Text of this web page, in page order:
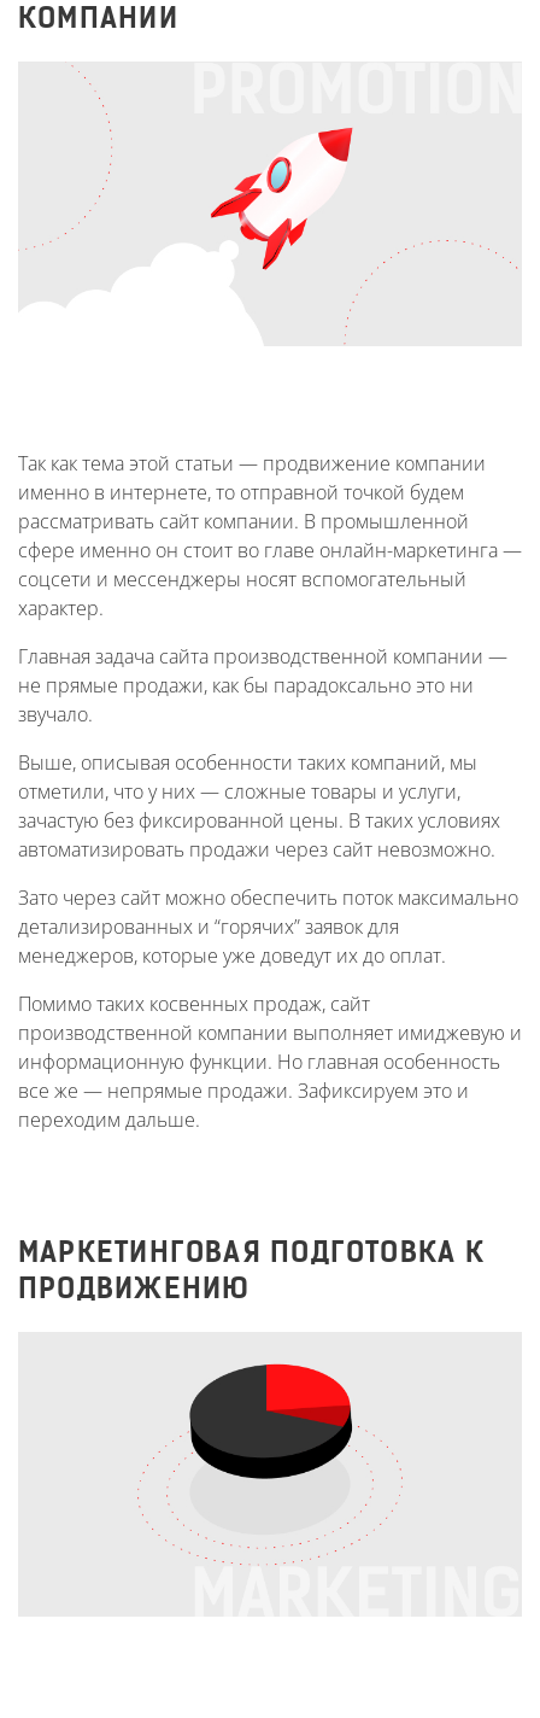
КОМПАНИИ
Так как тема этой статьи — продвижение компании
именно в интернете, то отправной точкой будем
рассматривать сайт компании. В промышленной
сфере именно он стоит во главе онлайн-маркетинга —
соцсети и мессенджеры носят вспомогательный
характер.
Главная задача сайта производственной компании —
не прямые продажи, как бы парадоксально это ни
звучало.
Выше, описывая особенности таких компаний, мы
отметили, что у них — сложные товары и услуги,
зачастую без фиксированной цены. В таких условиях
автоматизировать продажи через сайт невозможно.
Зато через сайт можно обеспечить поток максимально
детализированных и “горячих” заявок для
менеджеров, которые уже доведут их до оплат.
Помимо таких косвенных продаж, сайт
производственной компании выполняет имиджевую и
информационную функции. Но главная особенность
все же — непрямые продажи. Зафиксируем это и
переходим дальше.
МАРКЕТИНГОВАЯ ПОДГОТОВКА К
ПРОДВИЖЕНИЮ